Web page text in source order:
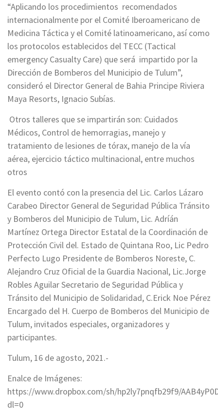
“Aplicando los procedimientos recomendados
internacionalmente por el Comité Iberoamericano de
Medicina Táctica y el Comité latinoamericano, así como
los protocolos establecidos del TECC (Tactical
emergency Casualty Care) que será impartido por la
Dirección de Bomberos del Municipio de Tulum”,
consideró el Director General de Bahia Principe Riviera
Maya Resorts, Ignacio Subías.
Otros talleres que se impartirán son: Cuidados
Médicos, Control de hemorragias, manejo y
tratamiento de lesiones de tórax, manejo de la vía
aérea, ejercicio táctico multinacional, entre muchos
otros
El evento contó con la presencia del Lic. Carlos Lázaro
Carabeo Director General de Seguridad Pública Tránsito
y Bomberos del Municipio de Tulum, Lic. Adríán
Martínez Ortega Director Estatal de la Coordinación de
Protección Civil del. Estado de Quintana Roo, Lic Pedro
Perfecto Lugo Presidente de Bomberos Noreste, C.
Alejandro Cruz Oficial de la Guardia Nacional, Lic.Jorge
Robles Aguilar Secretario de Seguridad Pública y
Tránsito del Municipio de Solidaridad, C.Erick Noe Pérez
Encargado del H. Cuerpo de Bomberos del Municipio de
Tulum, invitados especiales, organizadores y
participantes.
Tulum, 16 de agosto, 2021.-
Enalce de Imágenes:
https://www.dropbox.com/sh/hp2ly7pnqfb29f9/
dl=0